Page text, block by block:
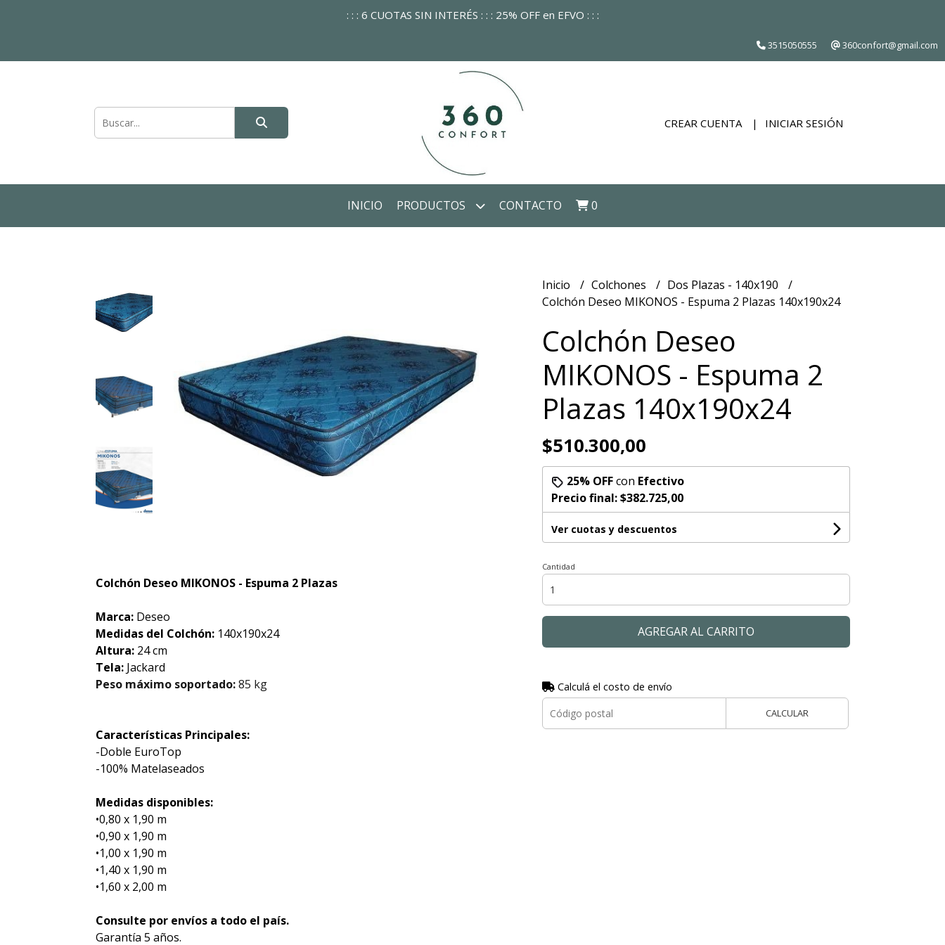
: : : 6 CUOTAS SIN INTERÉS : : : 25% OFF en EFVO : : :
3515050555 360confort@gmail.com
CREAR CUENTA INICIAR SESIÓN
INICIO PRODUCTOS CONTACTO 0
Colchón Deseo MIKONOS - Espuma 2 Plazas
Marca:Deseo
Medidas del Colchón: 140x190x24
Altura:24 cm
Tela:Jackard
Peso máximo soportado: 85 kg
Características Principales:
-Doble EuroTop
-100% Matelaseados
Medidas disponibles:
•0,80 x 1,90 m
•0,90 x 1,90 m
•1,00 x 1,90 m
•1,40 x 1,90 m
•1,60 x 2,00 m
Consulte por envíos a todo el país.
Garantía 5 años.
Inicio Colchones
Dos Plazas - 140x190
Colchón Deseo MIKONOS - Espuma 2 Plazas 140x190x24
Colchón Deseo
MIKONOS - Espuma 2
Plazas 140x190x24
$510.300,00
25% OFFcon Efectivo
Precio final:$382.725,00
Ver cuotas y descuentos
Cantidad
AGREGAR AL CARRITO
Calculá el costo de envío
CALCULAR